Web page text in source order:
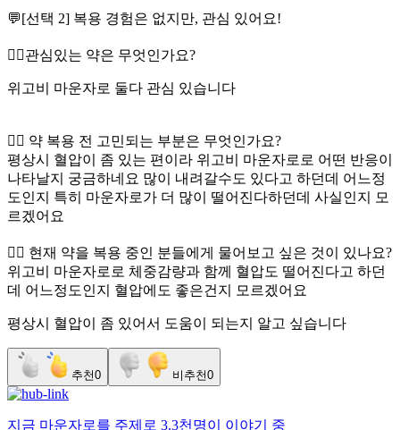
💬[선택 2] 복용 경험은 없지만, 관심 있어요!
👉🏻관심있는 약은 무엇인가요?
위고비 마운자로 둘다 관심 있습니다
👉🏻 약 복용 전 고민되는 부분은 무엇인가요?
평상시 혈압이 좀 있는 편이라 위고비 마운자로로 어떤 반응이
나타날지 궁금하네요 많이 내려갈수도 있다고 하던데 어느정
도인지 특히 마운자로가 더 많이 떨어진다하던데 사실인지 모
르겠어요
👉🏻 현재 약을 복용 중인 분들에게 물어보고 싶은 것이 있나요?
위고비 마운자로로 체중감량과 함께 혈압도 떨어진다고 하던
데 어느정도인지 혈압에도 좋은건지 모르겠어요
평상시 혈압이 좀 있어서 도움이 되는지 알고 싶습니다
추천0 비추천0
지금 마운자로를 주제로 3.3천명이 이야기 중